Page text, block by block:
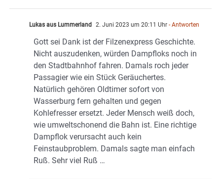
Lukas aus Lummerland 2. Juni 2023 um 20:11 Uhr - Antworten
Gott sei Dank ist der Filzenexpress Geschichte.
Nicht auszudenken, würden Dampfloks noch in
den Stadtbahnhof fahren. Damals roch jeder
Passagier wie ein Stück Geräuchertes.
Natürlich gehören Oldtimer sofort von
Wasserburg fern gehalten und gegen
Kohlefresser ersetzt. Jeder Mensch weiß doch,
wie umweltschonend die Bahn ist. Eine richtige
Dampflok verursacht auch kein
Feinstaubproblem. Damals sagte man einfach
Ruß. Sehr viel Ruß …